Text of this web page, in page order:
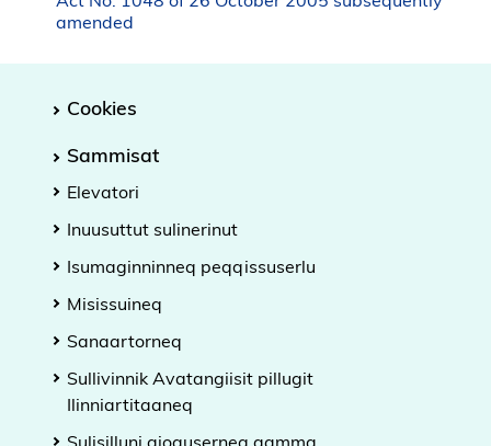
amended
Cookies
Sammisat
Elevatori
Inuusuttut sulinerinut
Isumaginninneq peqqissuserlu
Misissuineq
Sanaartorneq
Sullivinnik Avatangiisit pillugit
Ilinniartitaaneq
Sulisilluni ajoquserneq aamma